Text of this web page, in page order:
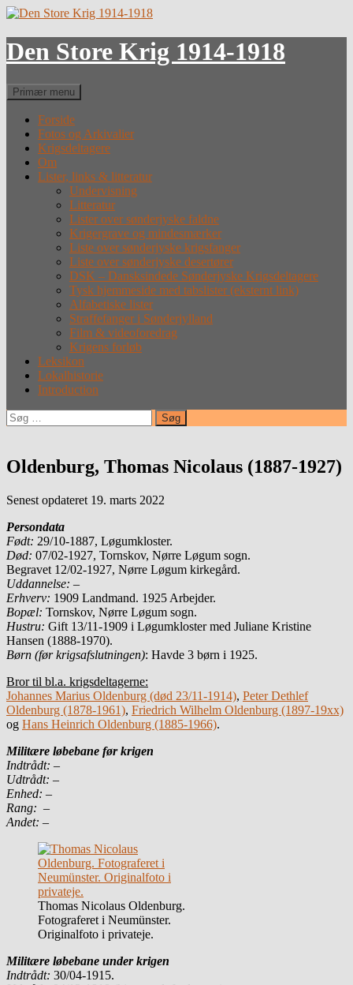
Hop
indhold
Den Store Krig 1914-1918
Søg
Primær menu
Forside
Fotos og Arkivalier
Krigsdeltagere
Om
Lister, links & litteratur
Undervisning
Litteratur
Lister over sønderjyske faldne
Krigergrave og mindesmærker
Liste over sønderjyske krigsfanger
Liste over sønderjyske desertører
DSK – Dansksindede Sønderjyske Krigsdeltagere
Tysk hjemmeside med tabslister (eksternt link)
Alfabetiske lister
Straffefanger i Sønderjylland
Film & videoforedrag
Krigens forløb
Leksikon
Lokalhistorie
Introduction
Søg
efter:
Oldenburg, Thomas Nicolaus (1887-1927)
Senest opdateret 19. marts 2022
Persondata
Født: 29/10-1887, Løgumkloster.
Død: 07/02-1927, Tornskov, Nørre Løgum sogn.
Begravet 12/02-1927, Nørre Løgum kirkegård.
Uddannelse: –
Erhverv: 1909 Landmand. 1925 Arbejder.
Bopæl: Tornskov, Nørre Løgum sogn.
Hustru: Gift 13/11-1909 i Løgumkloster med Juliane Kristine
Hansen (1888-1970).
Børn (før krigsafslutningen): Havde 3 børn i 1925.
Bror til bl.a. krigsdeltagerne:
Johannes Marius Oldenburg (død 23/11-1914), Peter Dethlef
Oldenburg (1878-1961), Friedrich Wilhelm Oldenburg (1897-19xx)
og Hans Heinrich Oldenburg (1885-1966).
Militære løbebane før krigen
Indtrådt: –
Udtrådt: –
Enhed: –
Rang: –
Andet: –
Thomas Nicolaus Oldenburg.
Fotograferet i Neumünster.
Originalfoto i privateje.
Militære løbebane under krigen
Indtrådt: 30/04-1915.